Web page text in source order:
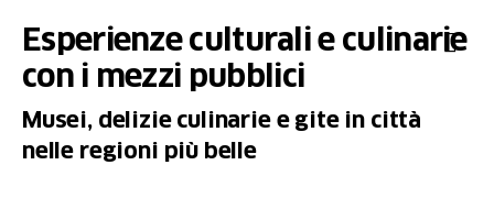
Esperienze culturali e culinarie
con i mezzi pubblici
Musei, delizie culinarie e gite in città
nelle regioni più belle